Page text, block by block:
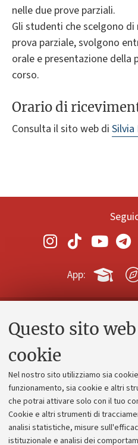
Questo sito
cookie
Nel nostro sito utilizziamo sia
funzionamento, sia cookie e altri
che potrai attivare solo con il tuo
Cookie e altri strumenti di
analisi statistiche, misure
istituzionale e analisi dei
nelle due prove parziali.
Gli studenti che scelgono
prova parziale, svolgono
orale e presentazione della
corso.
Orario di
Consulta il sito web di Silvia
App:
Contatti
Alumni
Piano